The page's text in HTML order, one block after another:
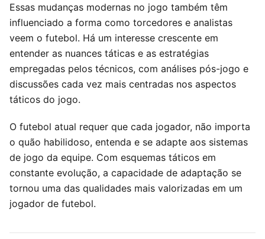
Essas mudanças modernas no jogo também têm
influenciado a forma como torcedores e analistas
veem o futebol. Há um interesse crescente em
entender as nuances táticas e as estratégias
empregadas pelos técnicos, com análises pós-jogo e
discussões cada vez mais centradas nos aspectos
táticos do jogo.
O futebol atual requer que cada jogador, não importa
o quão habilidoso, entenda e se adapte aos sistemas
de jogo da equipe. Com esquemas táticos em
constante evolução, a capacidade de adaptação se
tornou uma das qualidades mais valorizadas em um
jogador de futebol.